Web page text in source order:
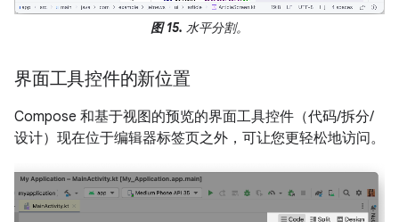
图 15. 水平分割。
界面工具控件的新位置
Compose 和基于视图的预览的界面工具控件（代码/拆分/
设计）现在位于编辑器标签页之外，可让您更轻松地访问。